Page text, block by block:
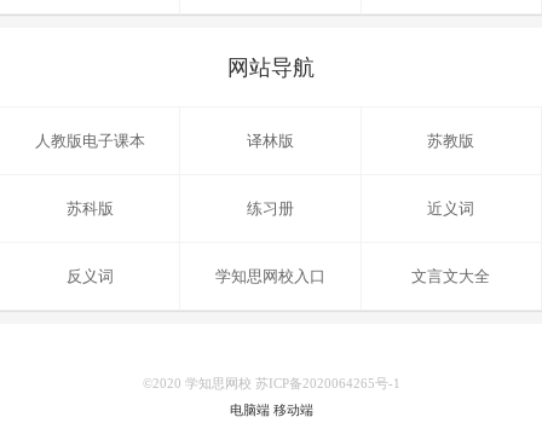
网站导航
人教版电子课本 译林版 苏教版
苏科版 练习册 近义词
反义词 学知思网校入口 文言文大全
©2020 学知思网校 苏ICP备2020064265号-1
电脑端 移动端